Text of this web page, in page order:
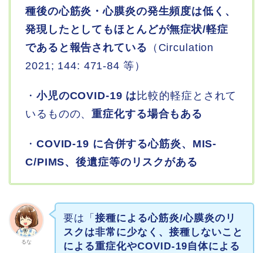
種後の心筋炎・心膜炎の発生頻度は低く、
発現したとしてもほとんどが無症状/軽症
であると報告されている （Circulation
2021; 144: 471-84 等）
・ 小児のCOVID-19 は 比較的軽症とされて
いるものの、重症化する場合もある
・ COVID-19 に合併する心筋炎、MIS-
C/PIMS、後遺症等のリスクがある
るな
要は「 接種による心筋炎/心膜炎のリ
スクは非常に少なく、接種しないこと
による重症化やCOVID-19自体による